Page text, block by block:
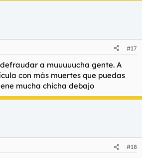
#17
a muuuuucha gente. A
con más muertes que puedas
mucha chicha debajo
#18